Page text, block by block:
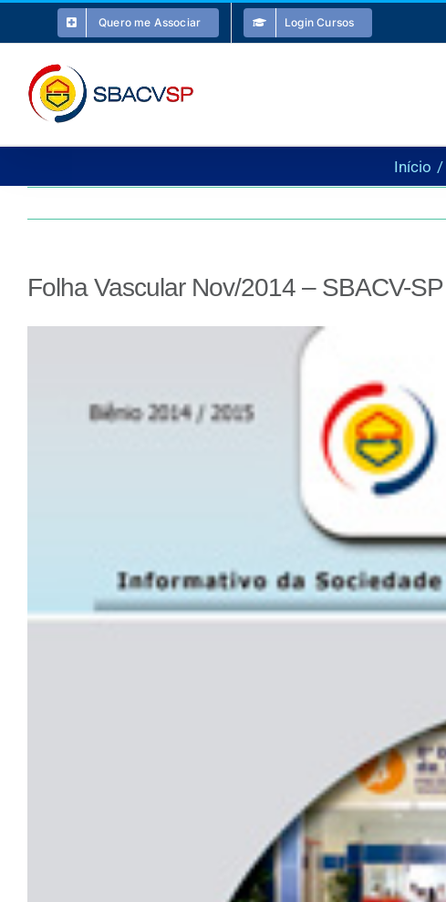
o
conteúdo
Quero me Associar Login Cursos
Início
Folha Vascular Nov/2014 – SBACV-SP